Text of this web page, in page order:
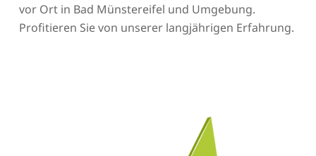
vor Ort in Bad Münstereifel und Umgebung.
Profitieren Sie von unserer langjährigen Erfahrung.